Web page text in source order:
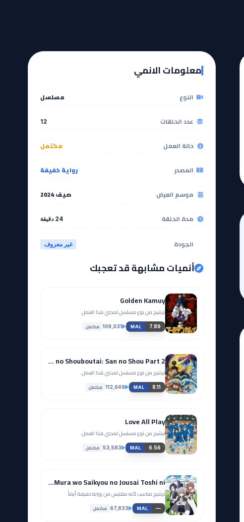
معلومات الانمي
النوع مسلسل
عدد الحلقات 12
حالة العمل مكتمل
المصدر رواية خفيفة
موسم العرض صيف 2024
مدة الحلقة 24 دقيقة
الجودة غير معروف
أنميات مشابهة قد تعجبك
Golden Kamuy
ترشيح من نوع مسلسل لمحبي هذا العمل.
MAL 7.89
109,031 مكتمل
Enen no Shouboutai: San no Shou Part 2
ترشيح من نوع مسلسل لمحبي هذا العمل.
MAL 8.11
112,649 مكتمل
Love All Play
ترشيح من نوع مسلسل لمحبي هذا العمل.
MAL 6.56
53,583 مكتمل
Okiraku Ryoushu no Tanoshii Ryouchi Bouei: Seisankei Majutsu de Na mo Naki Mura wo Saikyou no Jousai Toshi ni
ترشيح مناسب لأنه مقتبس من رواية خفيفة أيضاً.
MAL —
67,833 مكتمل